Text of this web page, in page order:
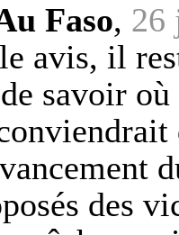
Faso, 26
avis, il
savoir
des